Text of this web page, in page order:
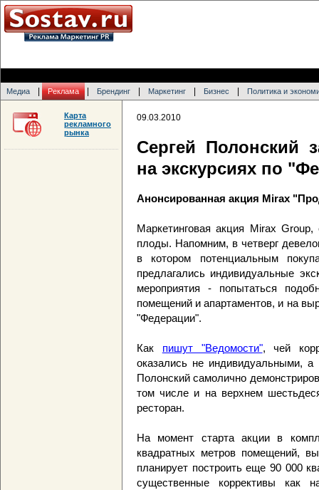
Медиа Реклама Брендинг Маркетинг Бизнес Политика и
09.03.2010
Сергей Полонский
на экскурсиях по
Анонсированная акция Mirax
Маркетинговая акция Mirax
плоды. Напомним, в четверг
в котором потенциальным
предлагались индивидуальные
мероприятия - попытаться
помещений и апартаментов, и на
"Федерации".
Как пишут "Ведомости", чей
оказались не индивидуальными,
Полонский самолично
том числе и на верхнем
ресторан.
На момент старта акции в
квадратных метров помещений,
планирует построить еще 90 000
существенные коррективы как
Карта
рекламного
рынка